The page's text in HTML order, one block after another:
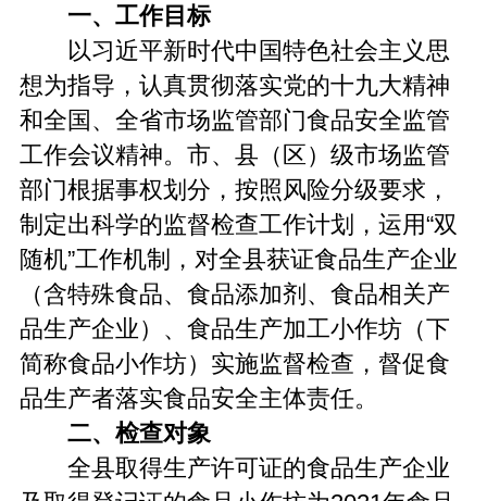
一、工作目标
以习近平新时代中国特色社会主义思
想为指导，认真贯彻落实党的十九大精神
和全国、全省市场监管部门食品安全监管
工作会议精神。市、县（区）级市场监管
部门根据事权划分，按照风险分级要求，
制定出科学的监督检查工作计划，运用“双
随机”工作机制，对全县获证食品生产企业
（含特殊食品、食品添加剂、食品相关产
品生产企业）、食品生产加工小作坊（下
简称食品小作坊）实施监督检查，督促食
品生产者落实食品安全主体责任。
二、检查对象
全县取得生产许可证的食品生产企业